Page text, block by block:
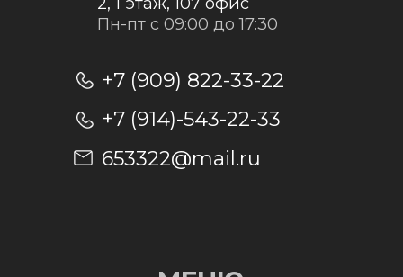
Отправить заявку
обработку персональных данных